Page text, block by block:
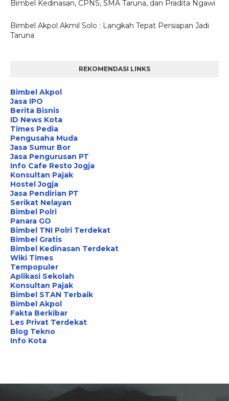
Bimbel Kedinasan, CPNS, SMA Taruna, dan Pradita Ngawi
Bimbel Akpol Akmil Solo : Langkah Tepat Persiapan Jadi
Taruna
REKOMENDASI LINKS
Bimbel Akpol
Jasa IPO
Berita Bisnis
ID News Kota
Times Pedia
Pengusaha Muda
Jasa Sumur Bor
Jasa Pengurusan PT
Info Cafe Resto Jogja
Konsultan Pajak
Hostel Jogja
Jasa Pendirian PT
Serikat Nelayan
Bimbel Polri
Panara GO
Bimbel TNI Polri Terdekat
Bimbel Gratis
Bimbel Kedinasan Terdekat
Wiki Times
Tempopuler
Aplikasi Sekolah
Konsultan Pajak
Bimbel STAN Terbaik
Bimbel Akpol
Fakta Berkibar
Les Privat Terdekat
Blog Tekno
Info Kota